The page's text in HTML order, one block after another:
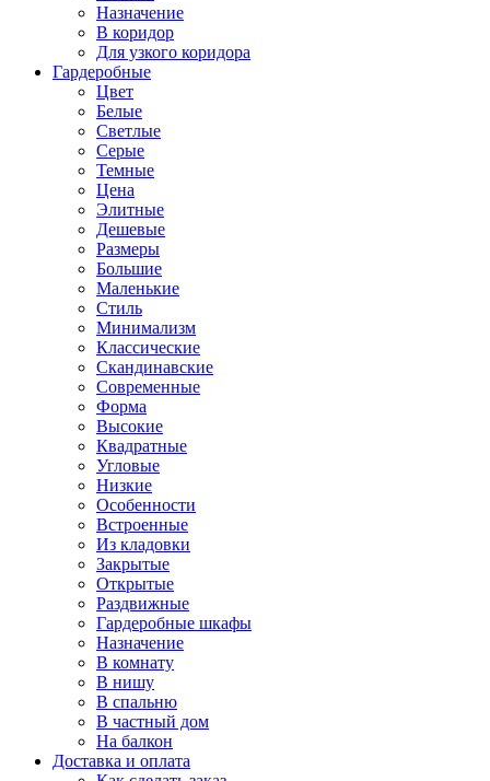
Назначение
В коридор
Для узкого коридора
Гардеробные
Цвет
Белые
Светлые
Серые
Темные
Цена
Элитные
Дешевые
Размеры
Большие
Маленькие
Стиль
Минимализм
Классические
Скандинавские
Современные
Форма
Высокие
Квадратные
Угловые
Низкие
Особенности
Встроенные
Из кладовки
Закрытые
Открытые
Раздвижные
Гардеробные шкафы
Назначение
В комнату
В нишу
В спальню
В частный дом
На балкон
Доставка и оплата